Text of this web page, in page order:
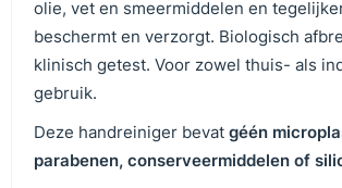
olie, vet en smeermiddelen en
beschermt en verzorgt. Biologisch
klinisch getest. Voor zowel thuis- als
gebruik.
Deze handreiniger bevat géén
parabenen, conserveermiddelen of